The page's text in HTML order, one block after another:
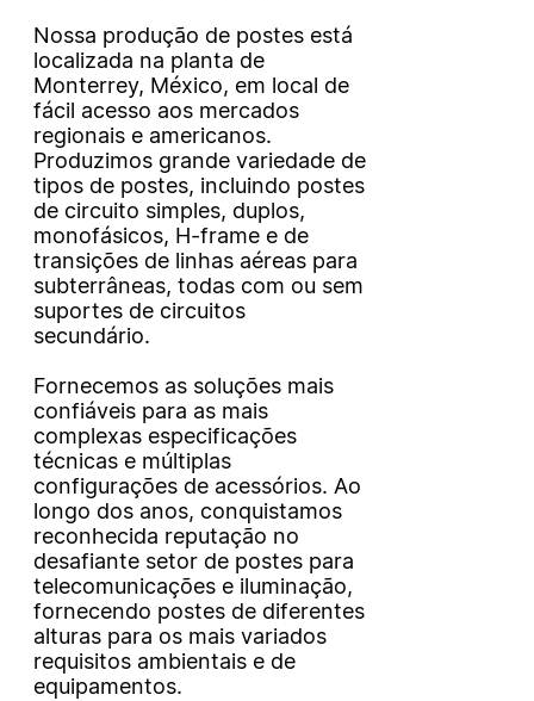
Nossa produção de postes está
localizada na planta de
Monterrey, México, em local de
fácil acesso aos mercados
regionais e americanos.
Produzimos grande variedade de
tipos de postes, incluindo postes
de circuito simples, duplos,
monofásicos, H-frame e de
transições de linhas aéreas para
subterrâneas, todas com ou sem
suportes de circuitos
secundário.
Fornecemos as soluções mais
confiáveis para as mais
complexas especificações
técnicas e múltiplas
configurações de acessórios. Ao
longo dos anos, conquistamos
reconhecida reputação no
desafiante setor de postes para
telecomunicações e iluminação,
fornecendo postes de diferentes
alturas para os mais variados
requisitos ambientais e de
equipamentos.